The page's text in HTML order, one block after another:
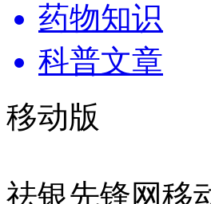
药物知识
科普文章
移动版
祛银先锋网移